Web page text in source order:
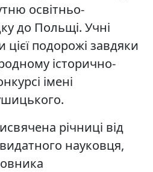
освітньо-
до Польщі. Учні
подорожі завдяки
історично-
імені
річниці від
науковця,